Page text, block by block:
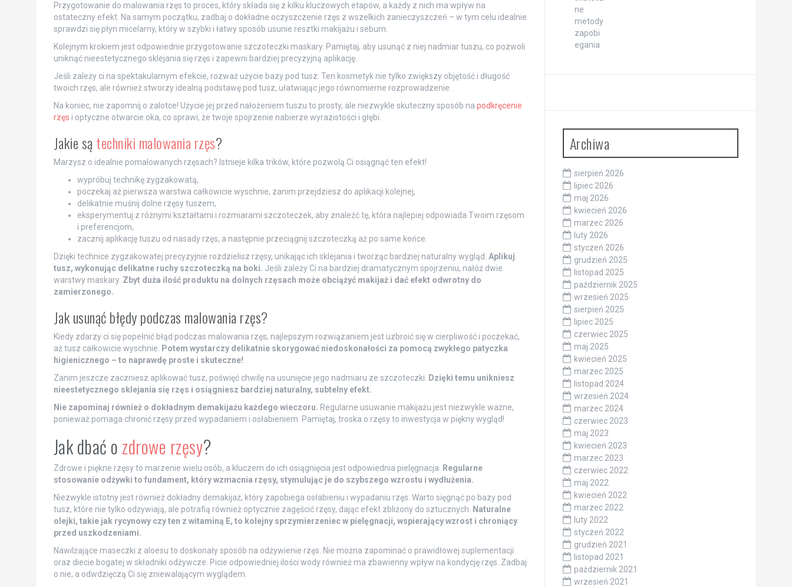
Przygotowanie do malowania rzęs to proces, który składa się z kilku kluczowych etapów, a każdy z nich ma wpływ na
ostateczny efekt. Na samym początku, zadbaj o dokładne oczyszczenie rzęs z wszelkich zanieczyszczeń – w tym celu idealnie
sprawdzi się płyn micelarny, który w szybki i łatwy sposób usunie resztki makijażu i sebum.
Kolejnym krokiem jest odpowiednie przygotowanie szczoteczki maskary. Pamiętaj, aby usunąć z niej nadmiar tuszu, co pozwoli
uniknąć nieestetycznego sklejania się rzęs i zapewni bardziej precyzyjną aplikację.
Jeśli zależy ci na spektakularnym efekcie, rozważ użycie bazy pod tusz. Ten kosmetyk nie tylko zwiększy objętość i długość
twoich rzęs, ale również stworzy idealną podstawę pod tusz, ułatwiając jego równomierne rozprowadzenie.
Na koniec, nie zapomnij o zalotce! Użycie jej przed nałożeniem tuszu to prosty, ale niezwykle skuteczny sposób na podkręcenie
rzęs i optyczne otwarcie oka, co sprawi, że twoje spojrzenie nabierze wyrazistości i głębi.
Jakie są techniki malowania rzęs?
Marzysz o idealnie pomalowanych rzęsach? Istnieje kilka trików, które pozwolą Ci osiągnąć ten efekt!
wypróbuj technikę zygzakowatą,
poczekaj aż pierwsza warstwa całkowicie wyschnie, zanim przejdziesz do aplikacji kolejnej,
delikatnie muśnij dolne rzęsy tuszem,
eksperymentuj z różnymi kształtami i rozmiarami szczoteczek, aby znaleźć tę, która najlepiej odpowiada Twoim rzęsom
i preferencjom,
zacznij aplikację tuszu od nasady rzęs, a następnie przeciągnij szczoteczką aż po same końce.
Dzięki technice zygzakowatej precyzyjnie rozdzielisz rzęsy, unikając ich sklejania i tworząc bardziej naturalny wygląd. Aplikuj
tusz, wykonując delikatne ruchy szczoteczką na boki. Jeśli zależy Ci na bardziej dramatycznym spojrzeniu, nałóż dwie
warstwy maskary. Zbyt duża ilość produktu na dolnych rzęsach może obciążyć makijaż i dać efekt odwrotny do
zamierzonego.
Jak usunąć błędy podczas malowania rzęs?
Kiedy zdarzy ci się popełnić błąd podczas malowania rzęs, najlepszym rozwiązaniem jest uzbroić się w cierpliwość i poczekać,
aż tusz całkowicie wyschnie.
Potem wystarczy delikatnie skorygować niedoskonałości za pomocą zwykłego patyczka
higienicznego – to naprawdę proste i skuteczne!
Zanim jeszcze zaczniesz aplikować tusz, poświęć chwilę na usunięcie jego nadmiaru ze szczoteczki.
Dzięki temu unikniesz
nieestetycznego sklejania się rzęs i osiągniesz bardziej naturalny, subtelny efekt.
Nie zapominaj również o dokładnym demakijażu każdego wieczoru. Regularne usuwanie makijażu jest niezwykle ważne,
ponieważ pomaga chronić rzęsy przed wypadaniem i osłabieniem. Pamiętaj, troska o rzęsy to inwestycja w piękny wygląd!
Jak dbać o zdrowe rzęsy?
Zdrowe i piękne rzęsy to marzenie wielu osób, a kluczem do ich osiągnięcia jest odpowiednia pielęgnacja.
Regularne
stosowanie odżywki to fundament, który wzmacnia rzęsy, stymulując je do szybszego wzrostu i wydłużenia.
Niezwykle istotny jest również dokładny demakijaż, który zapobiega osłabieniu i wypadaniu rzęs. Warto sięgnąć po bazy pod
tusz, które nie tylko odżywiają, ale potrafią również optycznie zagęścić rzęsy, dając efekt zbliżony do sztucznych.
Naturalne
olejki, takie jak rycynowy czy ten z witaminą E, to kolejny sprzymierzeniec w pielęgnacji, wspierający wzrost i chroniący
przed uszkodzeniami.
Nawilżające maseczki z aloesu to doskonały sposób na odżywienie rzęs. Nie można zapominać o prawidłowej suplementacji
oraz diecie bogatej w składniki odżywcze. Picie odpowiedniej ilości wody również ma zbawienny wpływ na kondycję rzęs. Zadbaj
o nie, a odwdzięczą Ci się zniewalającym wyglądem.
Archiwa
sierpień 2026
lipiec 2026
maj 2026
kwiecień 2026
marzec 2026
luty 2026
styczeń 2026
grudzień 2025
listopad 2025
październik 2025
wrzesień 2025
sierpień 2025
lipiec 2025
czerwiec 2025
maj 2025
kwiecień 2025
marzec 2025
listopad 2024
wrzesień 2024
marzec 2024
czerwiec 2023
maj 2023
kwiecień 2023
marzec 2023
czerwiec 2022
maj 2022
kwiecień 2022
marzec 2022
luty 2022
styczeń 2022
grudzień 2021
listopad 2021
październik 2021
wrzesień 2021